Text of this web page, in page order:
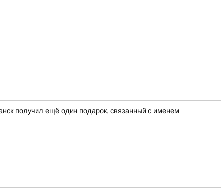
получил ещё один подарок, связанный с именем